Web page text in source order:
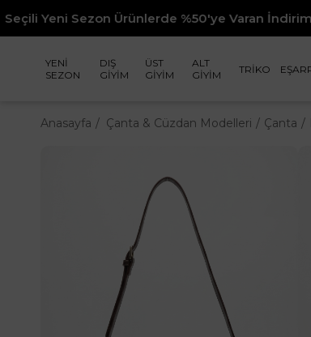
Ürünlerde %50'ye Varan İndirim
YENİ
SEZON
DIŞ
GİYİM
ÜST
GİYİM
ALT
GİYİM
TRİKO
Anasayfa Çanta & Cüzdan Modelleri Çanta